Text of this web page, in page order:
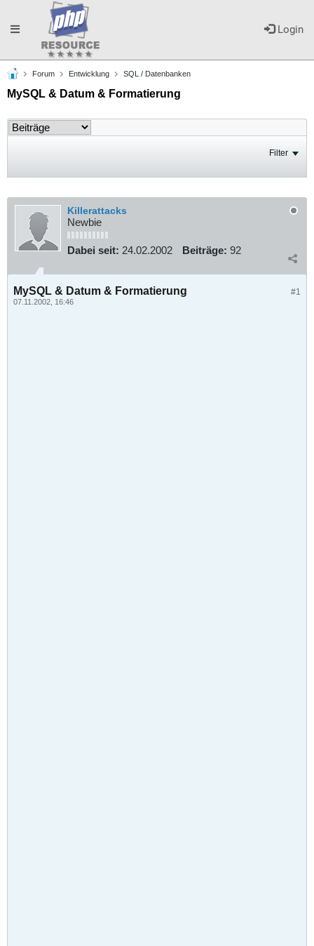
Login
Toggle
navigation
Forum Entwicklung SQL / Datenbanken
MySQL & Datum & Formatierung
Filter
Killerattacks
Newbie
Dabei seit: 24.02.2002 Beiträge: 92
#1
MySQL & Datum & Formatierung
07.11.2002, 16:46